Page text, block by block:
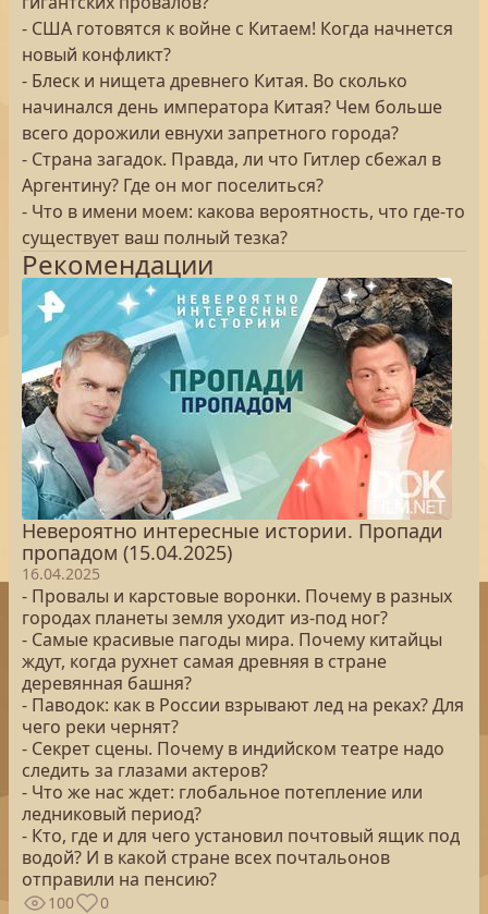
- США готовятся к войне с Китаем! Когда начнется
новый конфликт?
- Блеск и нищета древнего Китая. Во сколько
начинался день императора Китая? Чем больше
всего дорожили евнухи запретного города?
- Страна загадок. Правда, ли что Гитлер сбежал в
Аргентину? Где он мог поселиться?
- Что в имени моем: какова вероятность, что где-то
существует ваш полный тезка?
Рекомендации
Невероятно интересные истории. Пропади
пропадом (15.04.2025)
16.04.2025
- Провалы и карстовые воронки. Почему в разных
городах планеты земля уходит из-под ног?
- Самые красивые пагоды мира. Почему китайцы
ждут, когда рухнет самая древняя в стране
деревянная башня?
- Паводок: как в России взрывают лед на реках? Для
чего реки чернят?
- Секрет сцены. Почему в индийском театре надо
следить за глазами актеров?
- Что же нас ждет: глобальное потепление или
ледниковый период?
- Кто, где и для чего установил почтовый ящик под
водой? И в какой стране всех почтальонов
отправили на пенсию?
100 0